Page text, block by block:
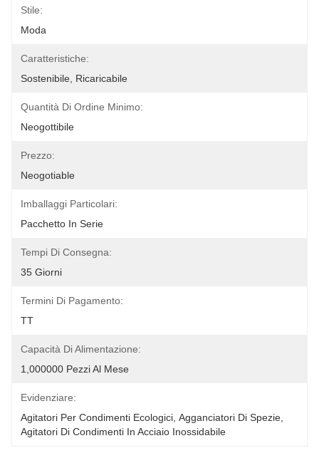
Stile:
Moda
Caratteristiche:
Sostenibile, Ricaricabile
Quantità Di Ordine Minimo:
Neogottibile
Prezzo:
Neogotiable
Imballaggi Particolari:
Pacchetto In Serie
Tempi Di Consegna:
35 Giorni
Termini Di Pagamento:
TT
Capacità Di Alimentazione:
1,000000 Pezzi Al Mese
Evidenziare:
Agitatori Per Condimenti Ecologici Agganciatori Di Spezie
Agitatori Di Condimenti In Acciaio Inossidabile